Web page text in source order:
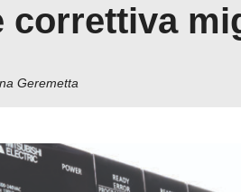
correttiva
Geremetta